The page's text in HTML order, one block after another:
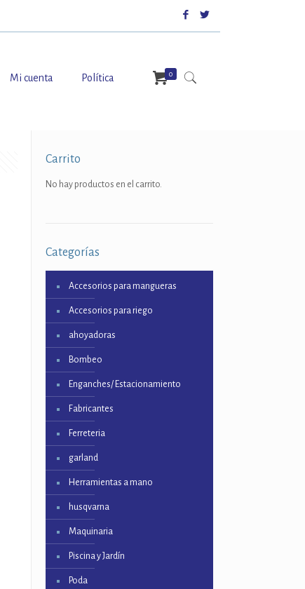
Mi cuenta Política 0
Carrito
No hay productos en el carrito.
Categorías
Accesorios para mangueras
Accesorios para riego
ahoyadoras
Bombeo
Enganches/ Estacionamiento
Fabricantes
Ferreteria
garland
Herramientas a mano
husqvarna
Maquinaria
Piscina y Jardín
Poda